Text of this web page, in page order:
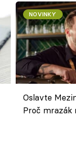
NOVINKY
Oslavte
Proč